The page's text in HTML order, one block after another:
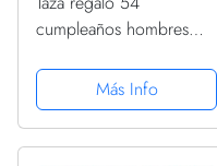
cumpleaños hombres
días viejo, divertida,
adultos, cincuenta cuatro
cincuenta cuarto
Más Info